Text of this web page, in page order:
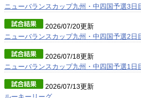
ニューバランスカップ九州・中四国予選3日
2026/07/20更新
ニューバランスカップ九州・中四国予選2日
2026/07/18更新
ニューバランスカップ九州・中四国予選1日
2026/07/13更新